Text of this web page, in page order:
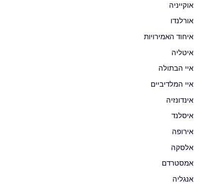
אוקייניה
אורלנדו
איחוד האמירויות
איטליה
איי הבתולה
איי המלדיביים
אינדונזיה
איסלנד
אירופה
אלסקה
אמסטרדם
אנגליה